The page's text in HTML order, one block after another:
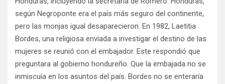
según Negroponte era el país más seguro del continente,
pero las monjas igual desaparecieron. En 1982, Laetitia
Bordes, una religiosa enviada a investigar el destino de las
mujeres se reunió con el embajador. Este respondió que
preguntara al gobierno hondureño. Que la embajada no se
inmiscuía en los asuntos del país. Bordes no se enteraría